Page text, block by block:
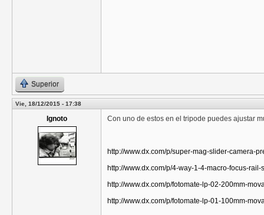
Superior
Vie, 18/12/2015 - 17:38
Ignoto Con uno de estos en el tripode puedes ajustar
http://www.dx.com/p/super-mag-slider-camera-
http://www.dx.com/p/4-way-1-4-macro-focus-
http://www.dx.com/p/fotomate-lp-02-200mm-
http://www.dx.com/p/fotomate-lp-01-100mm-